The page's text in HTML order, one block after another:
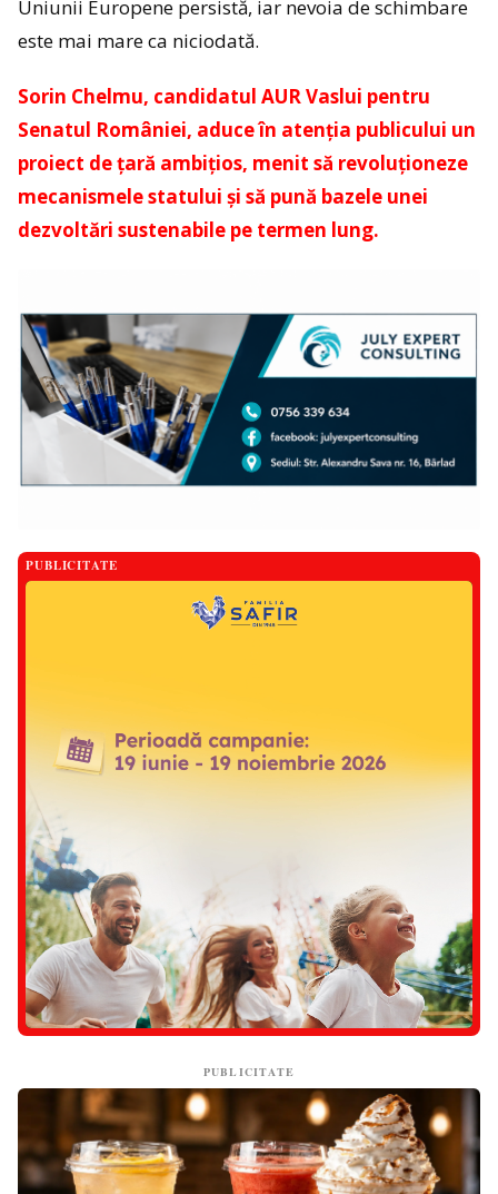
Uniunii Europene persistă, iar nevoia de schimbare
este mai mare ca niciodată.
Sorin Chelmu, candidatul AUR Vaslui pentru
Senatul României, aduce în atenția publicului un
proiect de țară ambițios, menit să revoluționeze
mecanismele statului și să pună bazele unei
dezvoltări sustenabile pe termen lung.
PUBLICITATE
PUBLICITATE